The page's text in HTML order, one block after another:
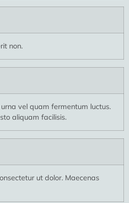
non.
vel quam fermentum luctus.
aliquam facilisis.
ut dolor. Maecenas